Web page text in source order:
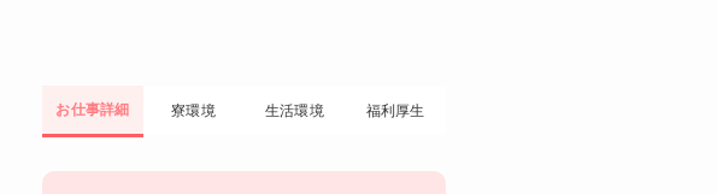
お仕事詳細 寮環境 生活環境 福利厚生